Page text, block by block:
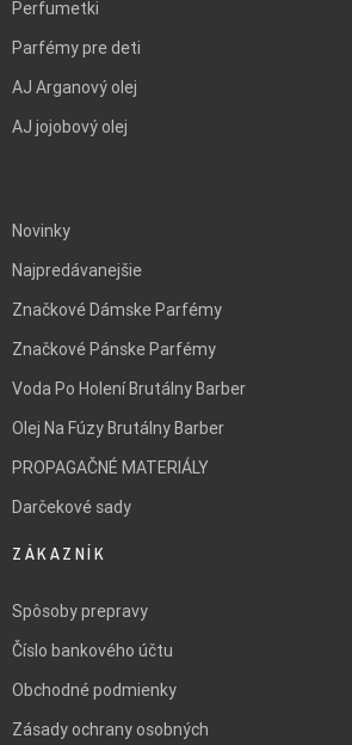
Perfumetki
Parfémy pre deti
AJ Arganový olej
AJ jojobový olej
Novinky
Najpredávanejšie
Značkové Dámske Parfémy
Značkové Pánske Parfémy
Voda Po Holení Brutálny Barber
Olej Na Fúzy Brutálny Barber
PROPAGAČNÉ MATERIÁLY
Darčekové sady
ZÁKAZNÍK
Spôsoby prepravy
Číslo bankového účtu
Obchodné podmienky
Zásady ochrany osobných